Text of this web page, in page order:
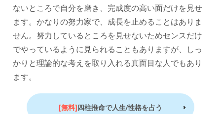
ないところで自分を磨き、完成度の高い面だけを見せ
ます。かなりの努力家で、成長を止めることはありま
せん。努力しているところを見せないためセンスだけ
でやっているように見られることもありますが、しっ
かりと理論的な考えを取り入れる真面目な人でもあり
ます。
[無料]四柱推命で人生/性格を占う